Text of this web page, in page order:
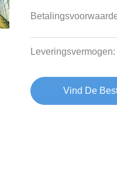
Leveringsvermogen:
Vind De